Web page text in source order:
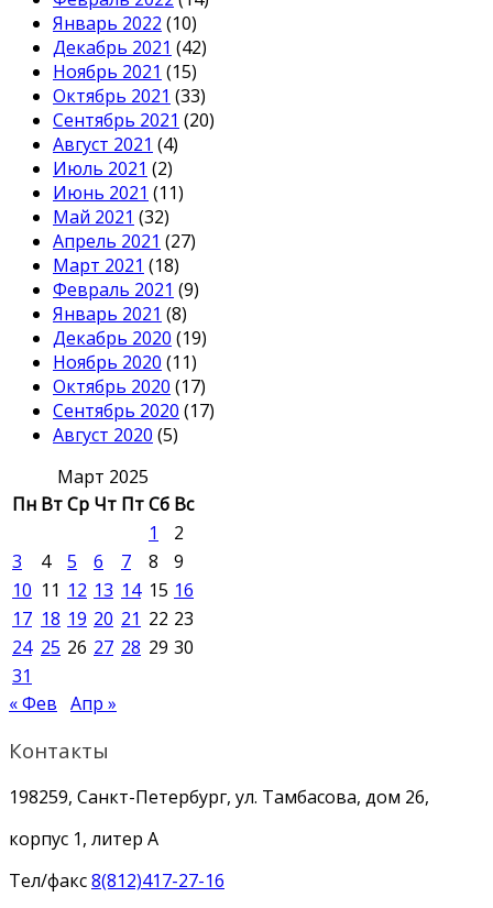
Январь 2022 (10)
Декабрь 2021 (42)
Ноябрь 2021 (15)
Октябрь 2021 (33)
Сентябрь 2021 (20)
Август 2021 (4)
Июль 2021 (2)
Июнь 2021 (11)
Май 2021 (32)
Апрель 2021 (27)
Март 2021 (18)
Февраль 2021 (9)
Январь 2021 (8)
Декабрь 2020 (19)
Ноябрь 2020 (11)
Октябрь 2020 (17)
Сентябрь 2020 (17)
Август 2020 (5)
Март 2025
Пн ВтСр Чт ПтСб Вс
1
2
3
4 5 6 7 8
9
10 11 12 13 14 15 16
17 18 19 20 21 22 23
24 25 26 27 28 29 30
31
« Фев Апр »
Контакты
198259, Санкт-Петербург, ул. Тамбасова, дом 26,
корпус 1, литер А
Тел/факс8(812)417-27-16